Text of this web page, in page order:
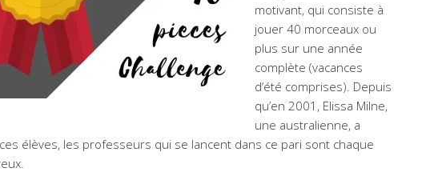
motivant, qui consiste à
jouer 40 morceaux ou
plus sur une année
complète (vacances
d’été comprises). Depuis
qu’en 2001, Elissa Milne,
une australienne, a
élèves, les professeurs qui se lancent dans ce pari sont chaque